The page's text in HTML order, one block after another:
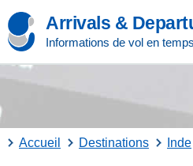
Arrivals &
Informations de vol en
Accueil Destinations Inde